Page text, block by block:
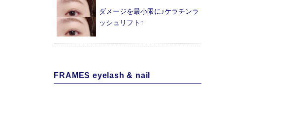
ダメージを最小限に♪ケラチンラ
ッシュリフト↑
FRAMES eyelash & nail